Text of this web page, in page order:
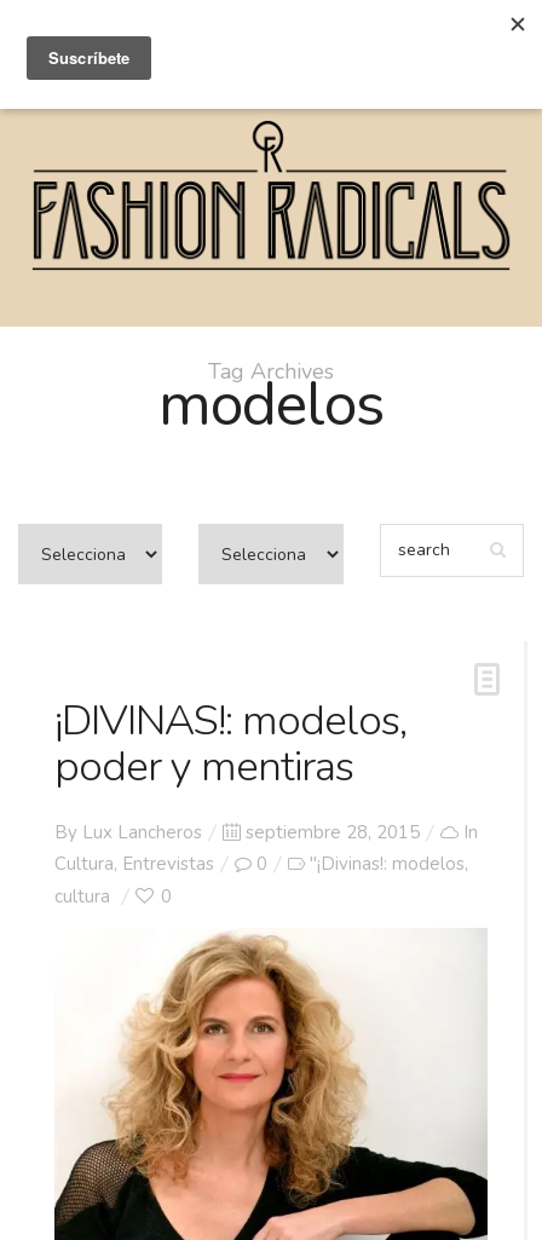
Tag Archives
modelos
¡DIVINAS!: modelos,
poder y mentiras
By Lux Lancheros
Posted
on
septiembre 28, 2015
In
Cultura, Entrevistas 0 "¡Divinas!: modelos,
cultura 0